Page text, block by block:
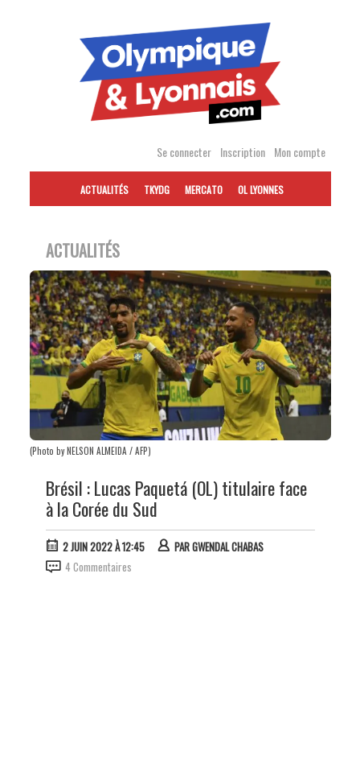
Se connecter Inscription Mon compte
ACTUALITÉS TKYDG MERCATO OL LYONNES
ACTUALITÉS
(Photo by NELSON ALMEIDA / AFP)
Brésil : Lucas Paquetá (OL) titulaire face
à la Corée du Sud
2 JUIN 2022 À 12:45 PARGWENDAL CHABAS
4 Commentaires